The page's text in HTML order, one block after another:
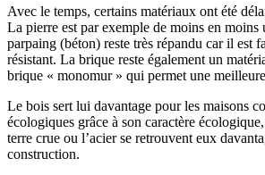
Avec le temps, certains matériaux ont été
La pierre est par exemple de moins en moins
parpaing (béton) reste très répandu car il est
résistant. La brique reste également un
brique « monomur » qui permet une
Le bois sert lui davantage pour les maisons
écologiques grâce à son caractère
terre crue ou l’acier se retrouvent eux
construction.